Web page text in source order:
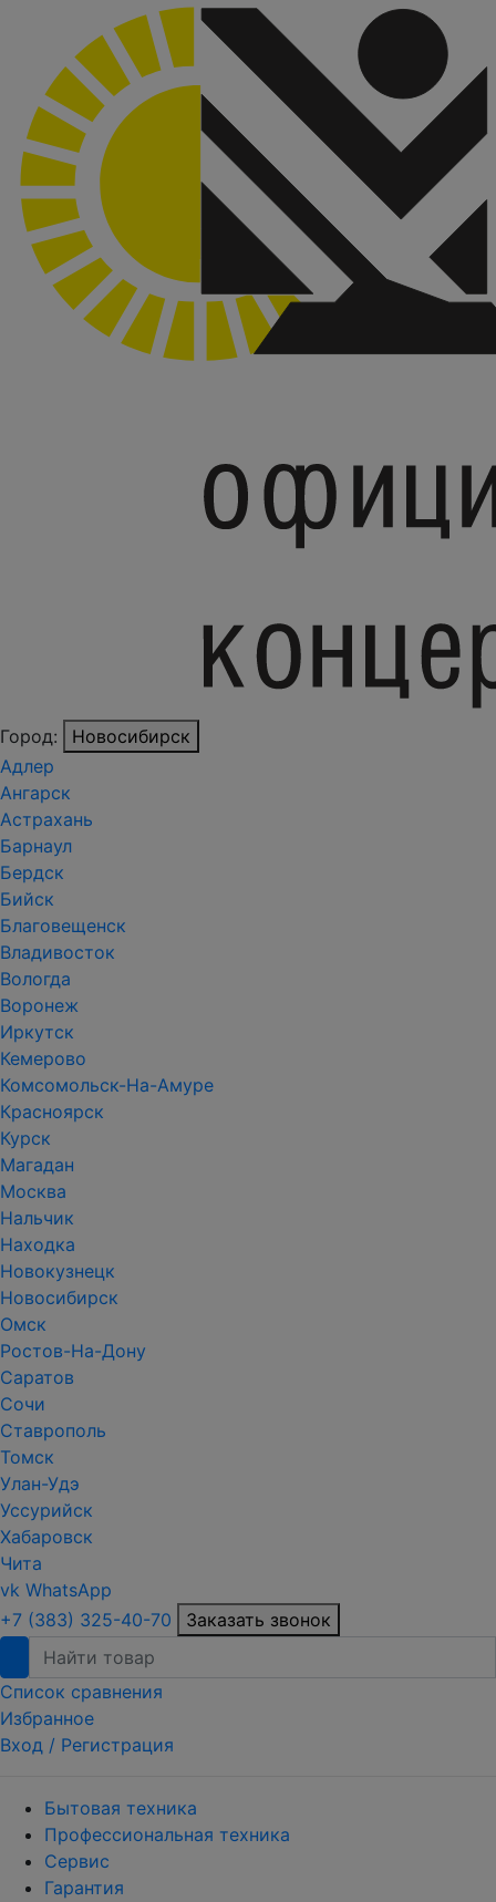
Город:
Новосибирск
Адлер
Ангарск
Астрахань
Барнаул
Бердск
Бийск
Благовещенск
Владивосток
Вологда
Воронеж
Иркутск
Кемерово
Комсомольск-На-Амуре
Красноярск
Курск
Магадан
Москва
Нальчик
Находка
Новокузнецк
Новосибирск
Омск
Ростов-На-Дону
Саратов
Сочи
Ставрополь
Томск
Улан-Удэ
Уссурийск
Хабаровск
Чита
vk WhatsApp
+7 (383) 325-40-70
Заказать звонок
Список сравнения
Избранное
Вход / Регистрация
Бытовая техника
Профессиональная техника
Сервис
Гарантия